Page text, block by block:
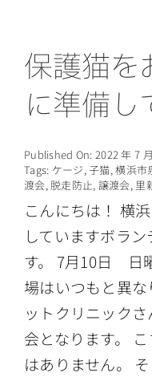
ご支援
情報公開
保護猫を
に準備し
Published On: 2022 年 7
Tags: ケージ,子猫,横浜市
渡会, 脱走防止, 譲渡会, 里
こんにちは！ 横
していますボラ
す。 7月10日 日
場はいつもと異
ットクリニック
会となります。
はありません。